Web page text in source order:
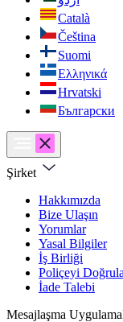
Català
Čeština
Suomi
Ελληνικά
Hrvatski
Български
Şirket
Hakkımızda
Bize Ulaşın
Yorumlar
Yasal Bilgiler
İş Birliği
Poliçeyi Doğrula
İade Talebi
Mesajlaşma